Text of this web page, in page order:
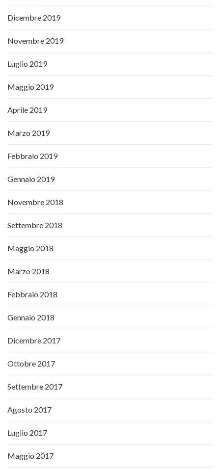
Dicembre 2019
Novembre 2019
Luglio 2019
Maggio 2019
Aprile 2019
Marzo 2019
Febbraio 2019
Gennaio 2019
Novembre 2018
Settembre 2018
Maggio 2018
Marzo 2018
Febbraio 2018
Gennaio 2018
Dicembre 2017
Ottobre 2017
Settembre 2017
Agosto 2017
Luglio 2017
Maggio 2017